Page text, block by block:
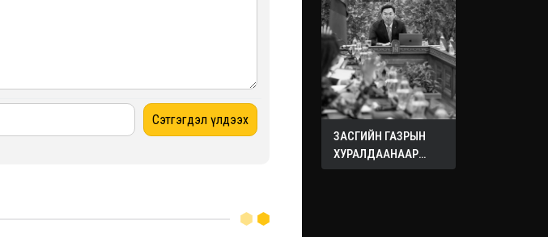
ЗАСГИЙН ГАЗРЫН
ХУРАЛДААНААР
ХЭЛЭЛЦЭЖ БУЙ